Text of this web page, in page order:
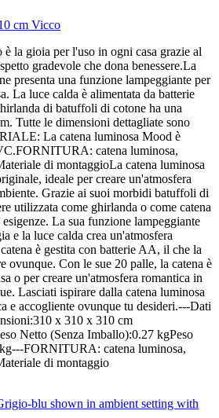
cm Vicco
la gioia per l'uso in ogni casa grazie al
gradevole che dona benessere.La
presenta una funzione lampeggiante per
La luce calda è alimentata da batterie
di batuffoli di cotone ha una
Tutte le dimensioni dettagliate sono
La catena luminosa Mood è
catena luminosa,
di montaggioLa catena luminosa
ideale per creare un'atmosfera
Grazie ai suoi morbidi batuffoli di
utilizzata come ghirlanda o come catena
La sua funzione lampeggiante
e la luce calda crea un'atmosfera
è gestita con batterie AA, il che la
ovunque. Con le sue 20 palle, la catena è
o per creare un'atmosfera romantica in
Lasciati ispirare dalla catena luminosa
e accogliente ovunque tu desideri.---Dati
x 310 x 310 cm
Netto (Senza Imballo):0.27 kgPeso
FORNITURA: catena luminosa,
di montaggio